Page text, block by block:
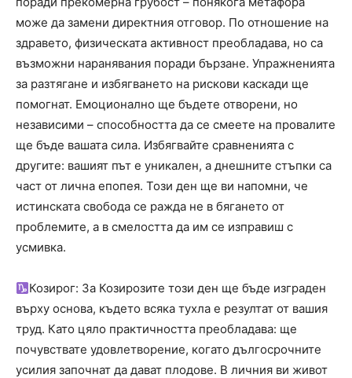
може да замени директния отговор. По отношение на
здравето, физическата активност преобладава, но са
възможни наранявания поради бързане. Упражненията
за разтягане и избягването на рискови каскади ще
помогнат. Емоционално ще бъдете отворени, но
независими – способността да се смеете на провалите
ще бъде вашата сила. Избягвайте сравненията с
другите: вашият път е уникален, а днешните стъпки са
част от лична епопея. Този ден ще ви напомни, че
истинската свобода се ражда не в бягането от
проблемите, а в смелостта да им се изправиш с
усмивка.
Козирог: За Козирозите този ден ще бъде изграден
върху основа, където всяка тухла е резултат от вашия
труд. Като цяло практичността преобладава: ще
почувствате удовлетворение, когато дългосрочните
усилия започнат да дават плодове. В личния ви живот